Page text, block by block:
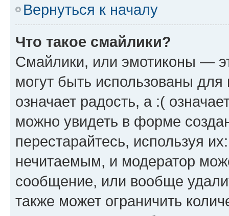
Вернуться к началу
Что такое смайлики?
Смайлики, или эмотиконы —
могут быть использованы
означает радость, а :(
можно увидеть в форме
перестарайтесь, используя
нечитаемым, и модератор
сообщение, или вообще
также может ограничить